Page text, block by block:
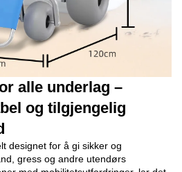
alle underlag –
og tilgjengelig
designet for å gi sikker og
gress og andre utendørs